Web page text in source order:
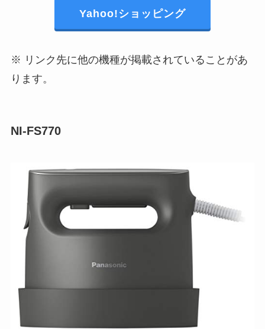
Yahoo!ショッピング
※ リンク先に他の機種が掲載されていることがあ
ります。
NI-FS770